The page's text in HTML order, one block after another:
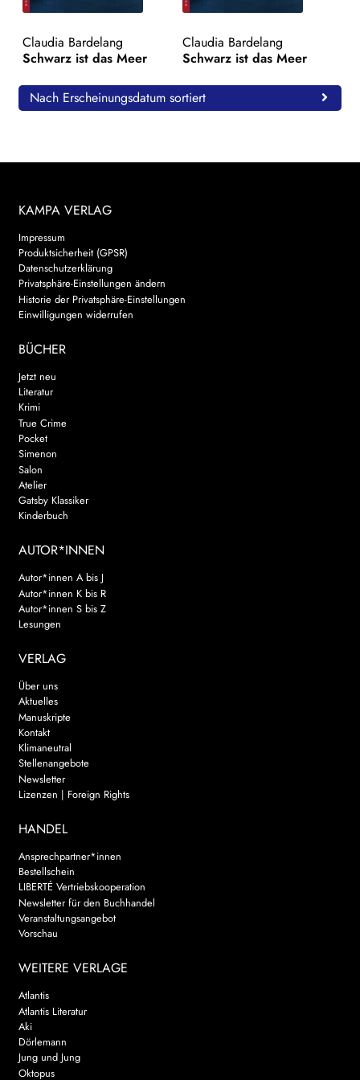
Search:
Claudia Bardelang
Schwarz ist das Meer
Claudia Bardelang
Schwarz ist das Meer
Nach Erscheinungsdatum sortiert
KAMPA VERLAG
Impressum
Produktsicherheit (GPSR)
Datenschutzerklärung
Privatsphäre-Einstellungen ändern
Historie der Privatsphäre-Einstellungen
Einwilligungen widerrufen
BÜCHER
Jetzt neu
Literatur
Krimi
True Crime
Pocket
Simenon
Salon
Atelier
Gatsby Klassiker
Kinderbuch
AUTOR*INNEN
Autor*innen A bis J
Autor*innen K bis R
Autor*innen S bis Z
Lesungen
VERLAG
Über uns
Aktuelles
Manuskripte
Kontakt
Klimaneutral
Stellenangebote
Newsletter
Lizenzen | Foreign Rights
HANDEL
Ansprechpartner*innen
Bestellschein
LIBERTÉ Vertriebskooperation
Newsletter für den Buchhandel
Veranstaltungsangebot
Vorschau
WEITERE VERLAGE
Atlantis
Atlantis Literatur
Aki
Dörlemann
Jung und Jung
Oktopus